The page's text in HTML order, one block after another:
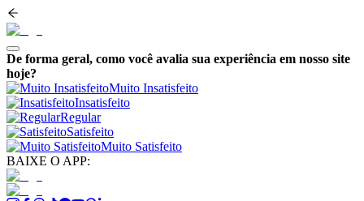
De forma geral, como você avalia sua experiência em nosso site
hoje?
Muito Insatisfeito
Insatisfeito
Regular
Satisfeito
Muito Satisfeito
BAIXE O APP: